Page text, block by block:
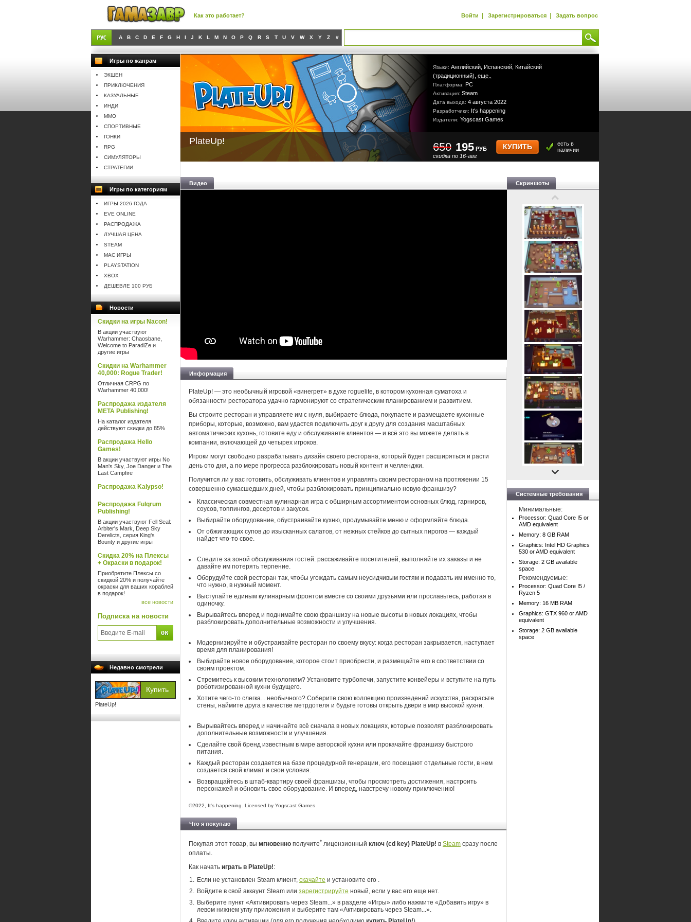
Как это работает? Войти | Зарегистрироваться | Задать вопрос
A B C D E F G H I J K L M N O P Q R S T U V W X Y Z #
Игры по жанрам
ЭКШЕН
ПРИКЛЮЧЕНИЯ
КАЗУАЛЬНЫЕ
ИНДИ
MMO
СПОРТИВНЫЕ
ГОНКИ
RPG
СИМУЛЯТОРЫ
СТРАТЕГИИ
Игры по категориям
ИГРЫ 2026 ГОДА
EVE ONLINE
РАСПРОДАЖА
ЛУЧШАЯ ЦЕНА
STEAM
MAC ИГРЫ
PLAYSTATION
XBOX
ДЕШЕВЛЕ 100 РУБ
Новости
Скидки на игры Nacon!
В акции участвуют
Warhammer: Chaosbane,
Welcome to ParadiZe и
другие игры
Скидки на Warhammer
40,000: Rogue Trader!
Отличная CRPG по
Warhammer 40,000!
Распродажа издателя
META Publishing!
На каталог издателя
действуют скидки до 85%
Распродажа Hello
Games!
В акции участвуют игры No
Man's Sky, Joe Danger и The
Last Campfire
Распродажа Kalypso!
Распродажа Fulqrum
Publishing!
В акции участвуют Fell Seal:
Arbiter's Mark, Deep Sky
Derelicts, серия King's
Bounty и другие игры
Скидка 20% на Плексы
+ Окраски в подарок!
Приобретите Плексы со
скидкой 20% и получайте
окраски для ваших кораблей
в подарок!
все новости
Подписка на новости
Недавно смотрели
PlateUp!
Языки: Английский, Испанский, Китайский
(традиционный), еще..
Платформа: PC
Активация: Steam
Дата выхода: 4 августа 2022
Разработчики: It's happening
Издатели: Yogscast Games
PlateUp! 650
скидка по 16-авг
195 РУБ КУПИТЬ
есть в
наличии
Видео
Информация
PlateUp! — это необычный игровой «винегрет» в духе roguelite, в котором кухонная суматоха и
обязанности ресторатора удачно гармонируют со стратегическим планированием и развитием.
Вы строите ресторан и управляете им с нуля, выбираете блюда, покупаете и размещаете кухонные
приборы, которые, возможно, вам удастся подключить друг к другу для создания масштабных
автоматических кухонь, готовите еду и обслуживаете клиентов — и всё это вы можете делать в
компании, включающей до четырех игроков.
Игроки могут свободно разрабатывать дизайн своего ресторана, который будет расширяться и расти
день ото дня, а по мере прогресса разблокировать новый контент и челленджи.
Получится ли у вас готовить, обслуживать клиентов и управлять своим рестораном на протяжении 15
совершенно сумасшедших дней, чтобы разблокировать принципиально новую франшизу?
Классическая совместная кулинарная игра с обширным ассортиментом основных блюд, гарниров,
соусов, топпингов, десертов и закусок.
Выбирайте оборудование, обустраивайте кухню, продумывайте меню и оформляйте блюда.
От обжигающих супов до изысканных салатов, от нежных стейков до сытных пирогов — каждый
найдет что-то свое.
Следите за зоной обслуживания гостей: рассаживайте посетителей, выполняйте их заказы и не
давайте им потерять терпение.
Оборудуйте свой ресторан так, чтобы угождать самым неусидчивым гостям и подавать им именно то,
что нужно, в нужный момент.
Выступайте единым кулинарным фронтом вместе со своими друзьями или прославьтесь, работая в
одиночку.
Вырывайтесь вперед и поднимайте свою франшизу на новые высоты в новых локациях, чтобы
разблокировать дополнительные возможности и улучшения.
Модернизируйте и обустраивайте ресторан по своему вкусу: когда ресторан закрывается, наступает
время для планирования!
Выбирайте новое оборудование, которое стоит приобрести, и размещайте его в соответствии со
своим проектом.
Стремитесь к высоким технологиям? Установите турбопечи, запустите конвейеры и вступите на путь
роботизированной кухни будущего.
Хотите чего-то слегка... необычного? Соберите свою коллекцию произведений искусства, раскрасьте
стены, наймите друга в качестве метрдотеля и будьте готовы открыть двери в мир высокой кухни.
Вырывайтесь вперед и начинайте всё сначала в новых локациях, которые позволят разблокировать
дополнительные возможности и улучшения.
Сделайте свой бренд известным в мире авторской кухни или прокачайте франшизу быстрого
питания.
Каждый ресторан создается на базе процедурной генерации, его посещают отдельные гости, в нем
создается свой климат и свои условия.
Возвращайтесь в штаб-квартиру своей франшизы, чтобы просмотреть достижения, настроить
персонажей и обновить свое оборудование. И вперед, навстречу новому приключению!
©2022, It's happening. Licensed by Yogscast Games
Что я покупаю
Покупая этот товар, вы мгновенно получите* лицензионный ключ (cd key) PlateUp! в Steam сразу после
оплаты.
Как начать играть в PlateUp!:
Если не установлен Steam клиент, скачайте и установите его .
Войдите в свой аккаунт Steam или зарегистрируйте новый, если у вас его еще нет.
Выберите пункт «Активировать через Steam...» в разделе «Игры» либо нажмите «Добавить игру» в
левом нижнем углу приложения и выберите там «Активировать через Steam...».
Скриншоты
Системные требования
Минимальные:
Processor: Quad Core I5 or
AMD equivalent
Memory: 8 GB RAM
Graphics: Intel HD Graphics
530 or AMD equivalent
Storage: 2 GB available
space
Рекомендуемые:
Processor: Quad Core I5 /
Ryzen 5
Memory: 16 MB RAM
Graphics: GTX 960 or AMD
equivalent
Storage: 2 GB available
space